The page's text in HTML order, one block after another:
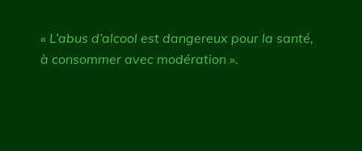
« L’abus d’alcool est dangereux pour la santé,
à consommer avec modération ».